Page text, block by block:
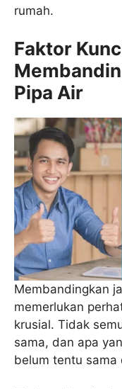
rumah.
Faktor
Pipa Air
Membandingkan
memerlukan
krusial. Tidak
sama, dan apa
belum tentu sama